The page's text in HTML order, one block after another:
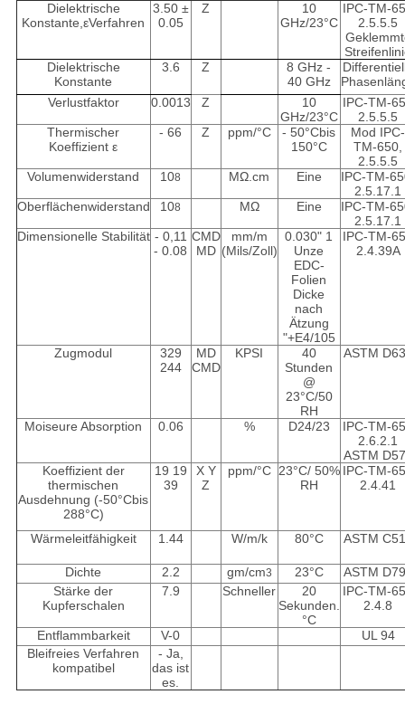
Dielektrische
Konstante,εVerfahren
3.50 ±
0.05
Z
10
GHz/23°C
IPC-TM-
2.5.5.5
Dielektrische
Konstante
3.6 Z
8 GHz -
40 GHz
Verlustfaktor
0.0013 Z
10
GHz/23°C
IPC-TM-
2.5.5.5
Thermischer
Koeffizient ε
- 66 Z ppm/°C - 50°Cbis
150°C
Mod IPC-
TM-650,
2.5.5.5
Volumenwiderstand
108 MΩ.cm Eine
IPC-TM-
2.5.17.1
Oberflächenwiderstand
108 MΩ Eine
IPC-TM-
2.5.17.1
Dimensionelle Stabilität - 0,11
- 0.08
CMD
MD
mm/m
(Mils/Zoll)
0.030" 1
Unze
EDC-
Folien
Dicke
nach
Ätzung
"+E4/105
IPC-TM-
2.4.39A
Zugmodul
329
244
MD
CMD
KPSI
40
Stunden
@
23°C/50
RH
ASTM
Moiseure Absorption 0.06 % D24/23
IPC-TM-
2.6.2.1
ASTM
Koeffizient der
thermischen
Ausdehnung (-50°Cbis
288°C)
19 19
39
X Y
Z
ppm/°C 23°C/ 50%
RH
IPC-TM-
2.4.41
Wärmeleitfähigkeit 1.44 W/m/k 80°C ASTM
Dichte 2.2 gm/cm3 23°C
ASTM
Stärke der
Kupferschalen
7.9 Schneller
20
Sekunden.
°C
IPC-TM-
2.4.8
Entflammbarkeit V-0
UL 94
Bleifreies Verfahren
kompatibel
- Ja,
das ist
es.